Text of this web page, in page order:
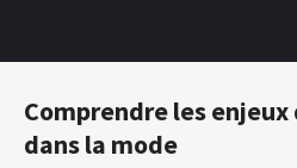
Comprendre les
dans la mode